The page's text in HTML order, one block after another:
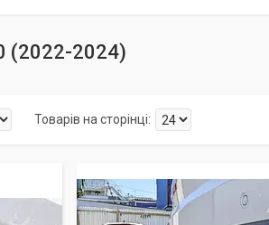
(2022-2024)